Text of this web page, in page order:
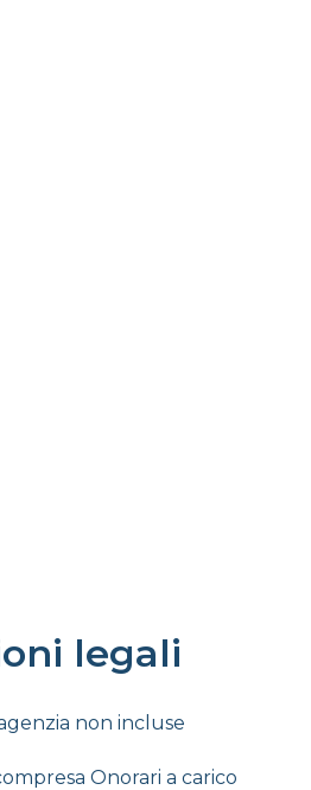
legali
non incluse
Onorari a carico